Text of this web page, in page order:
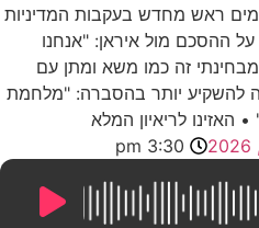
ראש מחדש בעקבות המדיניות
ההסכם מול איראן: "אנחנו
זה כמו משא ומתן עם
להשקיע יותר בהסברה: "מלחמת
לריאיון המלא
3:30 pm